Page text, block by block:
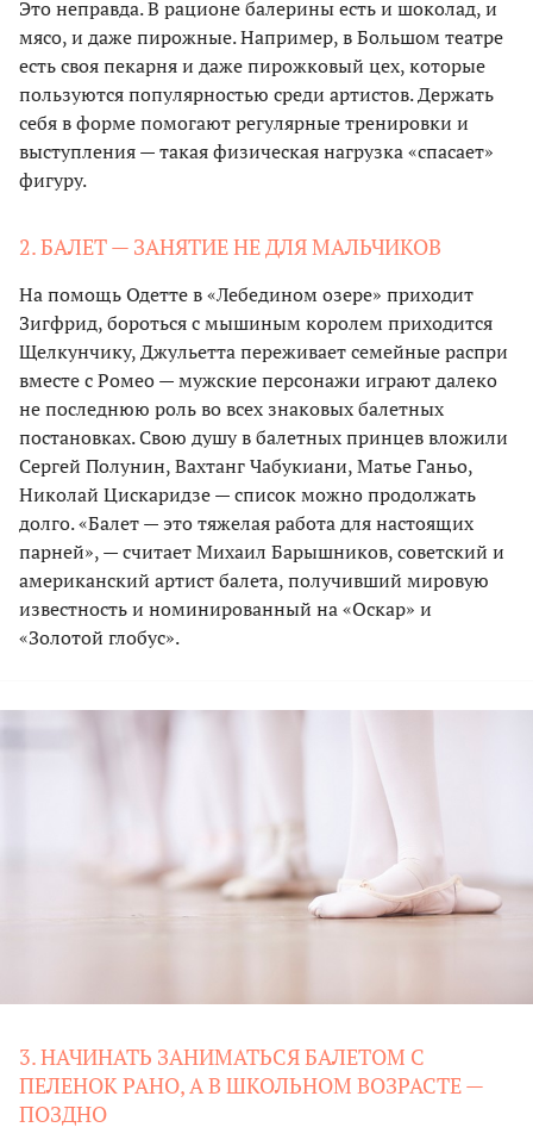
Это неправда. В рационе балерины есть и шоколад, и
мясо, и даже пирожные. Например, в Большом театре
есть своя пекарня и даже пирожковый цех, которые
пользуются популярностью среди артистов. Держать
себя в форме помогают регулярные тренировки и
выступления — такая физическая нагрузка «спасает»
фигуру.
2. БАЛЕТ — ЗАНЯТИЕ НЕ ДЛЯ МАЛЬЧИКОВ
На помощь Одетте в «Лебедином озере» приходит
Зигфрид, бороться с мышиным королем приходится
Щелкунчику, Джульетта переживает семейные распри
вместе с Ромео — мужские персонажи играют далеко
не последнюю роль во всех знаковых балетных
постановках. Свою душу в балетных принцев вложили
Сергей Полунин, Вахтанг Чабукиани, Матье Ганьо,
Николай Цискаридзе — список можно продолжать
долго. «Балет — это тяжелая работа для настоящих
парней», — считает Михаил Барышников, советский и
американский артист балета, получивший мировую
известность и номинированный на «Оскар» и
«Золотой глобус».
3. НАЧИНАТЬ ЗАНИМАТЬСЯ БАЛЕТОМ С
ПЕЛЕНОК РАНО, А В ШКОЛЬНОМ ВОЗРАСТЕ —
ПОЗДНО